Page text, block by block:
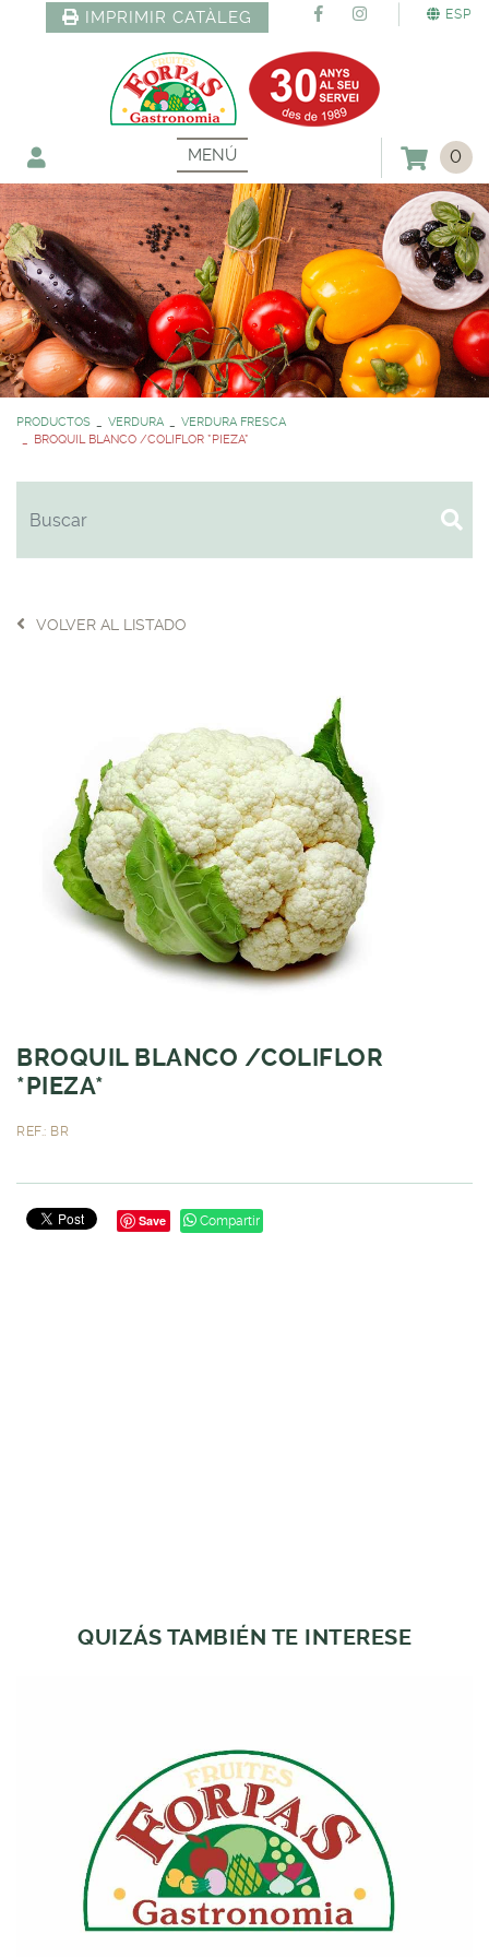
ESP
IMPRIMIR CATÀLEG
MENÚ 0
PRODUCTOS VERDURA
VERDURA FRESCA
BROQUIL BLANCO /COLIFLOR *PIEZA*
VOLVER AL LISTADO
BROQUIL BLANCO /COLIFLOR
*PIEZA*
REF.: BR
Save Compartir
QUIZÁS TAMBIÉN TE INTERESE